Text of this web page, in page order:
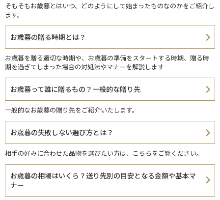
そもそもお歳暮とはいつ、どのようにして始まったものなのかをご紹介し
ます。
お歳暮の贈る時期とは？
お歳暮を贈る適切な時期や、お歳暮の準備をスタートする時期、贈る時
期を過ぎてしまった場合の対処法やマナーを解説します
お歳暮って誰に贈るもの？一般的な贈り先
一般的なお歳暮の贈り先をご紹介いたします。
お歳暮の失敗しない選び方とは？
相手の好みに合わせた品物を選びたい方は、こちらをご覧ください。
お歳暮の相場はいくら？送り先別の目安となる金額や基本マ
ナー